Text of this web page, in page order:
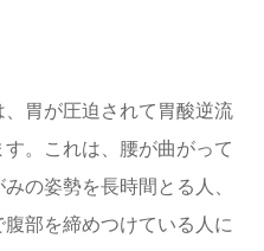
胃が圧迫されて胃酸逆流
。これは、腰が曲がって
の姿勢を長時間とる人、
部を締めつけている人に